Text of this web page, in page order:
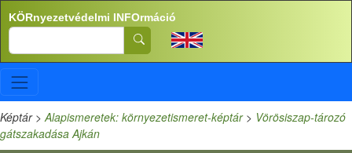
Ugrás a tartalomra
KÖRnyezetvédelmi INFOrmáció
Search
Képtár>Alapismeretek: környezetismeret-képtár> Vörösiszap-tározó
gátszakadása Ajkán